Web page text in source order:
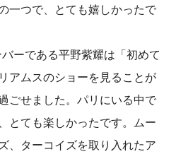
一つで、とても嬉しかったで
ーである平野紫耀は「初めて
アムスのショーを見ることが
ごせました。パリにいる中で
とても楽しかったです。ムー
、ターコイズを取り入れたア